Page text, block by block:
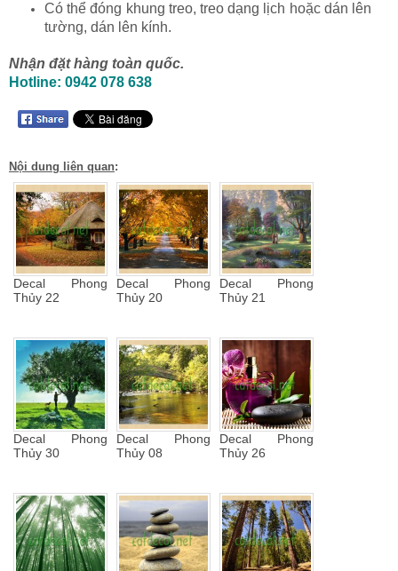
Có thể đóng khung treo, treo dạng lịch hoặc dán lên
tường, dán lên kính.
Nhận đặt hàng toàn quốc.
Hotline: 0942 078 638
Nội dung liên quan:
Decal Phong
Thủy 22
Decal Phong
Thủy 20
Decal Phong
Thủy 21
Decal Phong
Thủy 30
Decal Phong
Thủy 08
Decal Phong
Thủy 26